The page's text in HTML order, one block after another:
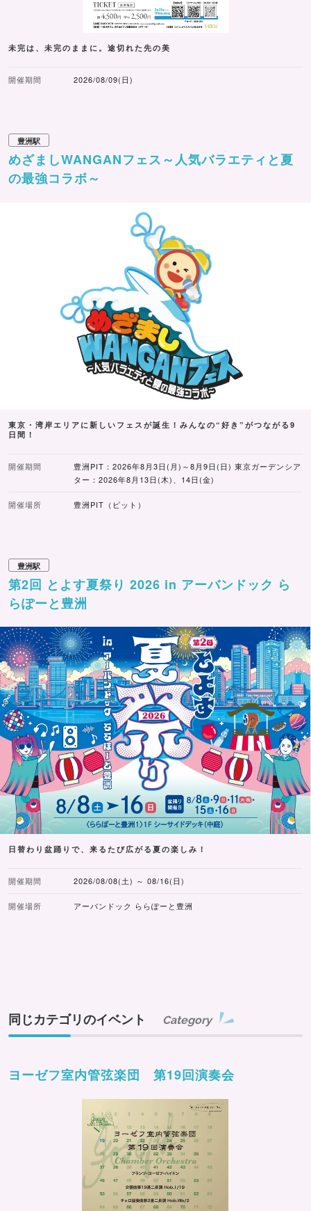
未完は、未完のままに。途切れた先の美
開催期間 2026/08/09(日)
豊洲駅
めざましWANGANフェス～人気バラエティと夏
の最強コラボ～
東京・湾岸エリアに新しいフェスが誕生！みんなの“好き”がつながる9
日間！
開催期間
豊洲PIT：2026年8月3日(月)～8月9日(日) 東京ガーデンシア
ター：2026年8月13日(木)、14日(金)
開催場所 豊洲PIT（ピット）
豊洲駅
第2回 とよす夏祭り 2026 in アーバンドック ら
らぽーと豊洲
日替わり盆踊りで、来るたび広がる夏の楽しみ！
開催期間 2026/08/08(土) ～ 08/16(日)
開催場所 アーバンドック ららぽーと豊洲
同じカテゴリのイベント Category
ヨーゼフ室内管弦楽団 第19回演奏会